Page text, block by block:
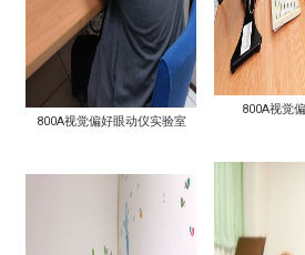
800A视觉偏好眼动仪实验室
800A视觉